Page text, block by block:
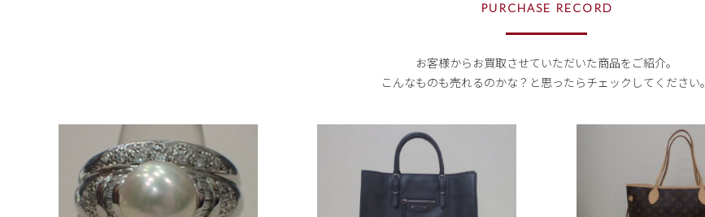
PURCHASE RECORD
お客様からお買取させていただいた商品をご紹介。
こんなものも売れるのかな？ と思ったらチェックしてください。